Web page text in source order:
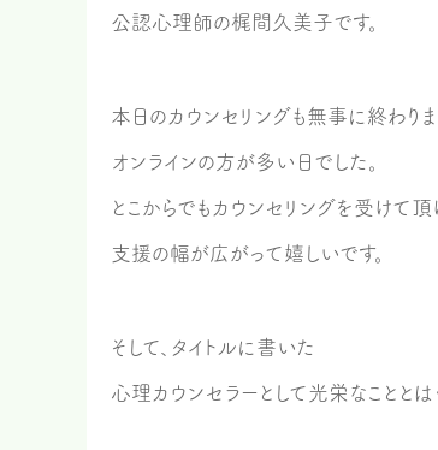
公認心理師の梶間久美子です。
本日のカウンセリングも無事に終わりま
オンラインの方が多い日でした。
とこからでもカウンセリングを受けて頂
支援の幅が広がって嬉しいです。
そして、タイトルに書いた
心理カウンセラーとして光栄なこととは・